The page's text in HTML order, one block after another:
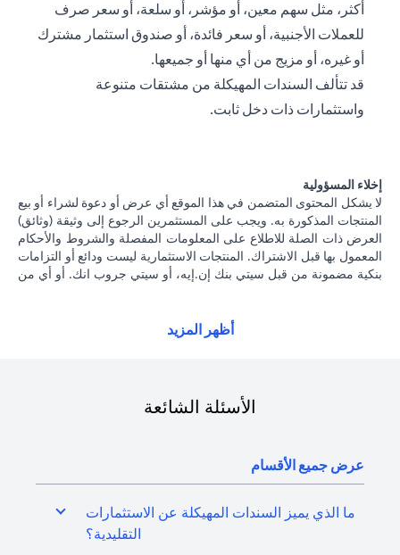
أكثر، مثل سهم معين، أو مؤشر، أو سلعة، أو سعر صرف
للعملات الأجنبية، أو سعر فائدة، أو صندوق استثمار مشترك
أو غيره، أو مزيج من أي منها أو جميعها.
قد تتألف السندات المهيكلة من مشتقات متنوعة
واستثمارات ذات دخل ثابت.
إخلاء المسؤولية
لا يشكل المحتوى المتضمن في هذا الموقع أي عرض أو دعوة لشراء أو بيع
المنتجات المذكورة به. ويجب على المستثمرين الرجوع إلى وثيقة (وثائق)
العرض ذات الصلة للاطلاع على المعلومات المفصلة والشروط والأحكام
المعمول بها قبل الاشتراك. المنتجات الاستثمارية ليست ودائع أو التزامات
بنكية مضمونة من قبل سيتي بنك إن.إيه، أو سيتي جروب انك. أو أي من
فإن منتجات الاستثمار والخزانة تخضع لمخاطر الاستثمار، بما في ذلك
استثمارية و / أو منتجات خزينة مقومة بعملة أجنبية (غير محلية) على دراية
بمخاطر تقلبات أسعار الصرف التي قد تتسبب في خسارة رأس المال عند
بمنتجات الاستثمار والخزينة لشروط وأحكام منتجات الاستثمار والخزينة
الفردية. يدرك العميل أنه يقع على عاتقه السعي للحصول على مشورة
قانونية و / أو ضريبية للوقوف على التبعات القانونية والضريبية لمعاملاته
الاستثمارية. إذا قام العميل بتغيير محل إقامته أو جنسيته أو محل عمله،
فإنه يقع على عاتقه مسؤولية اطلاع نفسه على الآثار التي قد تلحق
أظهر المزيد
الأسئلة الشائعة
عرض جميع الأقسام
ما الذي يميز السندات المهيكلة عن الاستثمارات
التقليدية؟